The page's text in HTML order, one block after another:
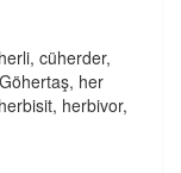
cüherder,
her
herbivor,